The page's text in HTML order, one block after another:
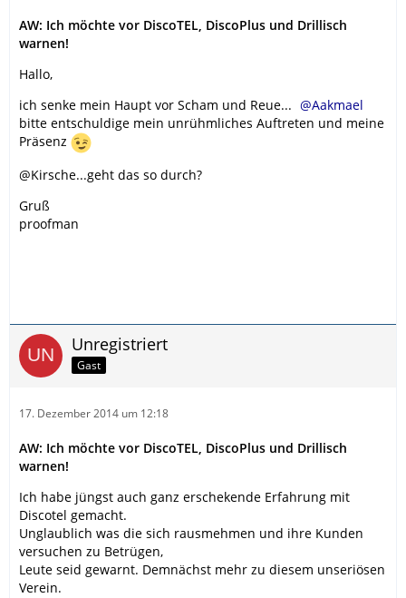
AW: Ich möchte vor DiscoTEL, DiscoPlus und Drillisch
warnen!
Hallo,
ich senke mein Haupt vor Scham und Reue...
Aakmael
bitte entschuldige mein unrühmliches Auftreten und meine
Präsenz
@Kirsche...geht das so durch?
Gruß
proofman
Unregistriert
Gast
17. Dezember 2014 um 12:18
AW: Ich möchte vor DiscoTEL, DiscoPlus und Drillisch
warnen!
Ich habe jüngst auch ganz erschekende Erfahrung mit
Discotel gemacht.
Unglaublich was die sich rausmehmen und ihre Kunden
versuchen zu Betrügen,
Leute seid gewarnt. Demnächst mehr zu diesem unseriösen
Verein.